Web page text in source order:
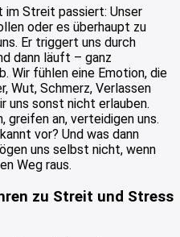
Streit passiert: Unser
oder es überhaupt zu
Er triggert uns durch
dann läuft – ganz
Wir fühlen eine Emotion, die
Wut, Schmerz, Verlassen
uns sonst nicht erlauben.
greifen an, verteidigen uns.
vor? Und was dann
uns selbst nicht, wenn
Weg raus.
zu Streit und Stress